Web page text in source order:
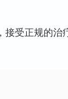
受正规的治